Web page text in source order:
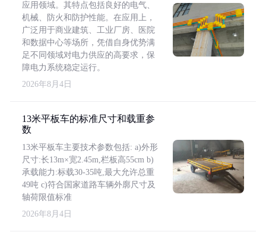
应用领域。其特点包括良好的电气、
机械、防火和防护性能。在应用上，
广泛用于商业建筑、工业厂房、医院
和数据中心等场所，凭借自身优势满
足不同领域对电力供应的高要求，保
障电力系统稳定运行。
2026年8月4日
13米平板车的标准尺寸和载重参
数
13米平板车主要技术参数包括: a)外形
尺寸:长13m×宽2.45m,栏板高55cm b)
承载能力:标载30-35吨,最大允许总重
49吨 c)符合国家道路车辆外廓尺寸及
轴荷限值标准
2026年8月4日